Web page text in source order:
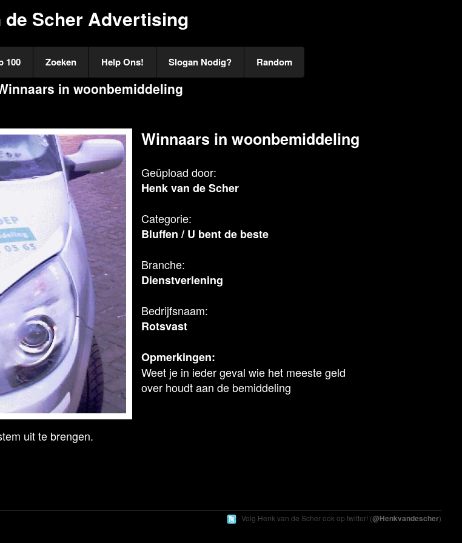
de Scher Advertising
100 Zoeken Help Ons! Slogan Nodig? Random
in woonbemiddeling
Winnaars in woonbemiddeling
Geüpload door:
Henk van de Scher
Categorie:
Bluffen /U bent de beste
Branche:
Dienstverlening
Bedrijfsnaam:
Rotsvast
Opmerkingen:
Weet je in ieder geval wie het meeste geld
over houdt aan de bemiddeling
uit te brengen.
Volg Henk van de Scherook op twitter! (@Henkvandescher)